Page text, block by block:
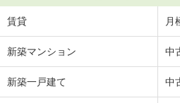
賃貸 月
新築マンション 中
新築一戸建て 中